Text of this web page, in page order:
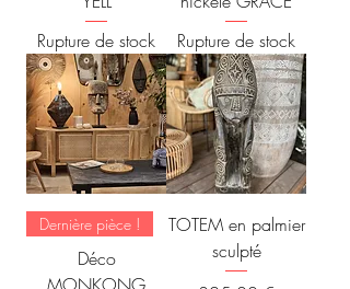
Rupture de stock
Rupture de stock
Dernière pièce !
Déco
TOTEM en palmier
sculpté